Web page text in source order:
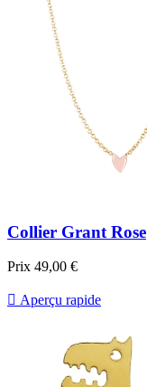
Collier Grant Rose
Prix 49,00 €
 Aperçu rapide